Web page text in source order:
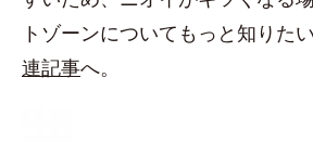
トゾーンについてもっと知りたい
連記事へ。